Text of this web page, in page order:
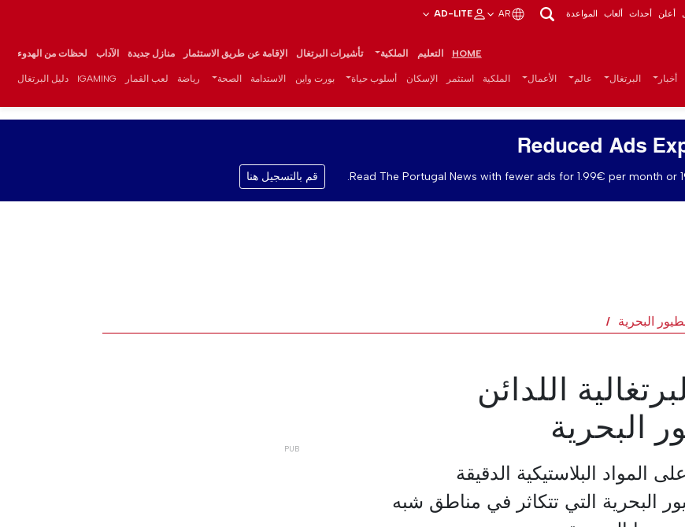
أعلن أحداث ألعاب المواعدة AR
AD-LITE
HOME التعليم الملكية تأشيرات البرتغال الإقامة عن طريق الاستثمار منازل جديدة الآداب لحظات من الهدوء
أخبار البرتغال عالم الأعمال الملكية استثمر الإسكان أسلوب حياة بورت واين الاستدامة الصحة رياضة لعب القمار IGAMING دليل البرتغال
Reduced Ads
Read The Portugal News with fewer ads for 1.99€ per month or قم بالتسجيل هنا
البحرية
اللدائن
البحرية
المواد البلاستيكية الدقيقة
البحرية التي تتكاثر في مناطق شبه